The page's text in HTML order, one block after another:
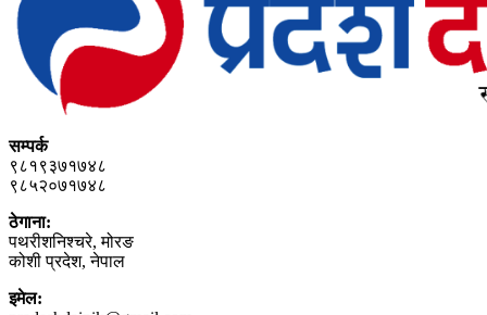
सम्पर्क
९८१९३७१७४८
९८५२०७१७४८
ठेगाना:
पथरीशनिश्‍चरे, मोरङ
कोशी प्रदेश, नेपाल
इमेल: